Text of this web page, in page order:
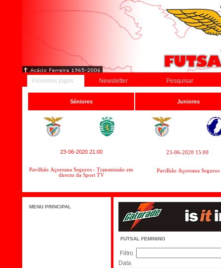
Próximos jogos Newsletter Pesquisar
Séniores
23-06-2020 21:00
Pavilhão Açoreana Seguros - Transmissão em
directo da Sport TV
Juniores
23-06-2020 15:00
Pavilhão Açoreana Seguros
MENU PRINCIPAL
FUTSAL FEMININO
Filtro
Data